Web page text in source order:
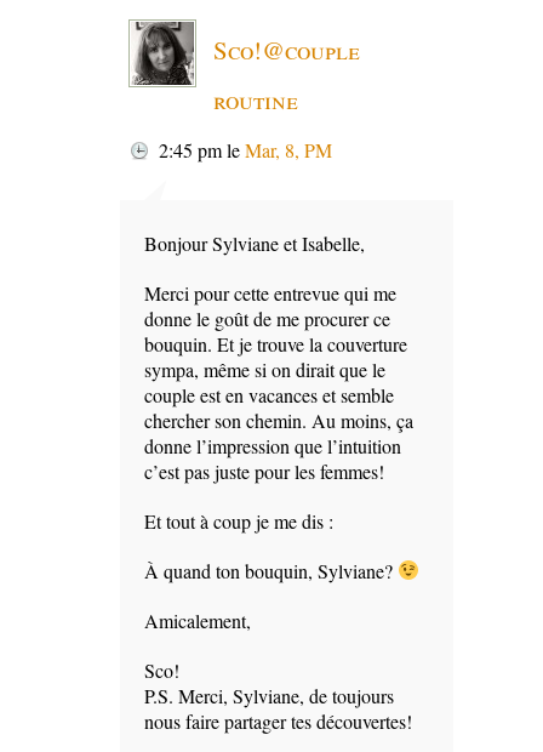
Sco!@couple
routine
2:45 pmleMar, 8, PM
Bonjour Sylviane et Isabelle,
Merci pour cette entrevue qui me
donne le goût de me procurer ce
bouquin. Et je trouve la couverture
sympa, même si on dirait que le
couple est en vacances et semble
chercher son chemin. Au moins, ça
donne l’impression que l’intuition
c’est pas juste pour les femmes!
Et tout à coup je me dis :
À quand ton bouquin, Sylviane?
Amicalement,
Sco!
P.S. Merci, Sylviane, de toujours
nous faire partager tes découvertes!